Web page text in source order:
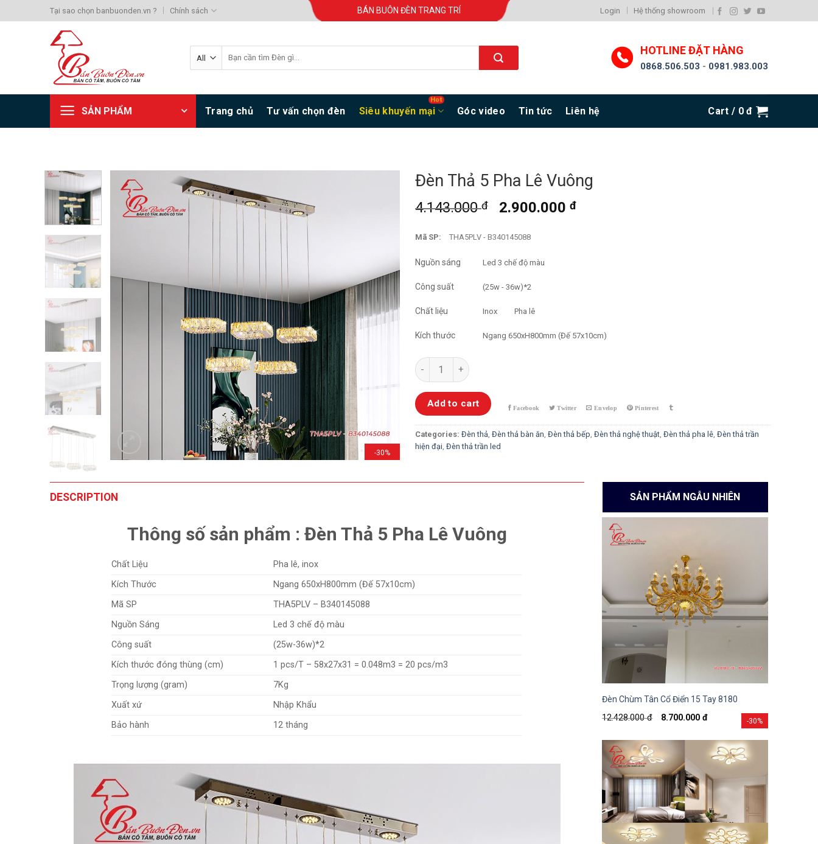
to
Tại sao chọn banbuonden.vn ? Chính sách BÁN BUÔN ĐÈN TRANG TRÍ Login Hệ thống showroom
for:
HOTLINE ĐẶT HÀNG
0868.506.503 - 0981.983.003
SẢN PHẨM Trang chủ Tư vấn chọn đèn Siêu khuyến mại Góc video Tin tức Liên hệ Cart / 0đ
-30%
Đèn Thả 5 Pha Lê Vuông
4.143.000đ 2.900.000đ
Mã SP: THA5PLV - B340145088
Nguồn sáng Led 3 chế độ màu
Công suất (25w - 36w)*2
Chất liệu Inox Pha lê
Kích thước Ngang 650xH800mm (Đế 57x10cm)
Đèn Thả 5 Pha Lê Vuông quantity
Add to cart
Categories: Đèn thả, Đèn thả bàn ăn, Đèn thả bếp, Đèn thả nghệ thuật, Đèn thả pha lê, Đèn thả trần
hiện đại, Đèn thả trần led
DESCRIPTION
Thông số sản phẩm : Đèn Thả 5 Pha Lê Vuông
Chất Liệu
Pha lê, inox
Kích Thước
Ngang 650xH800mm (Đế 57x10cm)
Mã SP
THA5PLV – B340145088
Nguồn Sáng
Led 3 chế độ màu
Công suất
(25w-36w)*2
Kích thước đóng thùng (cm)
1 pcs/T – 58x27x31 = 0.048m3 = 20 pcs/m3
Trọng lượng (gram)
7Kg
Xuất xứ
Nhập Khẩu
Bảo hành
12 tháng
SẢN PHẨM NGẪU NHIÊN
-30%
Đèn Chùm Tân Cổ Điển 15 Tay 8180
12.428.000đ 8.700.000 đ